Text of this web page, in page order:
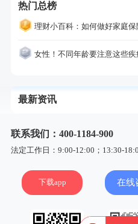
热门总榜
理财小百科：如何做好家庭保
女性！不同年龄要注意这些疾病！40岁的这个疾
最新资讯
联系我们：400-1184-900
法定工作日：9:00-12:00；13:30-
下载app 在线